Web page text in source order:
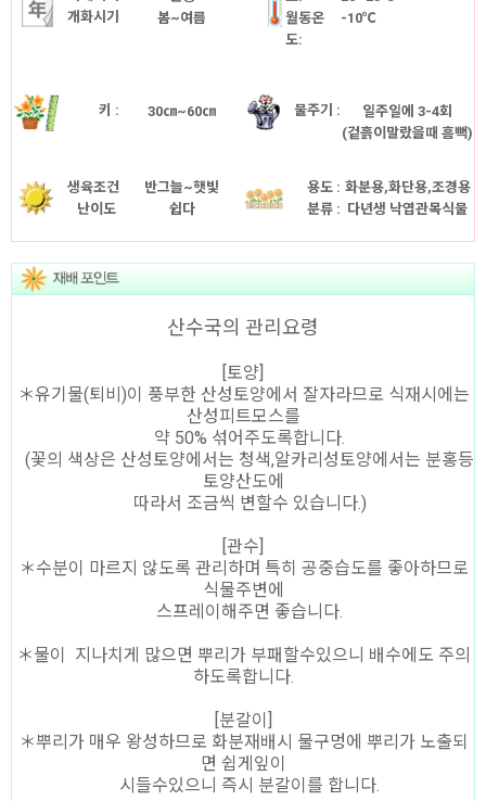
개화시기
봄~여름
월동온
도:
-10℃
키 : 30㎝~60㎝ 물주기 :
일주일에 3-4회
(겉흙이말랐을때 흠뻑)
생육조건
난이도
반그늘~햇빛
쉽다
용도 :
분류 :
화분용,화단용,조경용
다년생 낙엽관목식물
산수국의 관리요령
[토양]
＊유기물(퇴비)이 풍부한 산성토양에서 잘자라므로 식재시에는
산성피트모스를
약 50% 섞어주도록합니다.
(꽃의 색상은 산성토양에서는 청색,알카리성토양에서는 분홍등
토양산도에
따라서 조금씩 변할수 있습니다.)
[관수]
＊수분이 마르지 않도록 관리하며 특히 공중습도를 좋아하므로
식물주변에
스프레이해주면 좋습니다.
＊물이 지나치게 많으면 뿌리가 부패할수있으니 배수에도 주의
하도록합니다.
[분갈이]
＊뿌리가 매우 왕성하므로 화분재배시 물구멍에 뿌리가 노출되
면 쉽게잎이
시들수있으니 즉시 분갈이를 합니다.